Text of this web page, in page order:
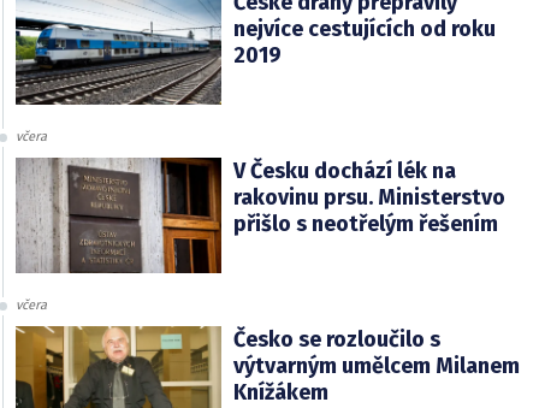
nejvíce cestujících od roku
2019
včera
V Česku dochází lék na
rakovinu prsu. Ministerstvo
přišlo s neotřelým řešením
včera
Česko se rozloučilo s
výtvarným umělcem Milanem
Knížákem